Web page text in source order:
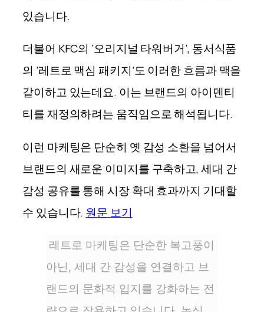
있습니다.
더불어 KFC의 ‘오리지널 타워버거’, 동서식품
의 ‘레트로 맥심 패키지’도 이러한 흐름과 맥을
같이하고 있는데요. 이는 브랜드의 아이덴티
티를 재정의하려는 움직임으로 해석됩니다.
이런 마케팅은 단순히 옛 감성 소환을 넘어서
브랜드의 새로운 이미지를 구축하고, 세대 간
감성 공유를 통해 시장 확대 효과까지 기대할
수 있습니다. 원문 보기
레트로 마케팅은 단순한 복고풍이
아닌, 세대 간 감성을 연결하고 브
랜드의 문화적 입지를 강화하는 전